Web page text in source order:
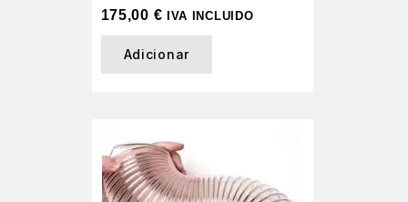
175,00 € IVA INCLUIDO
Adicionar